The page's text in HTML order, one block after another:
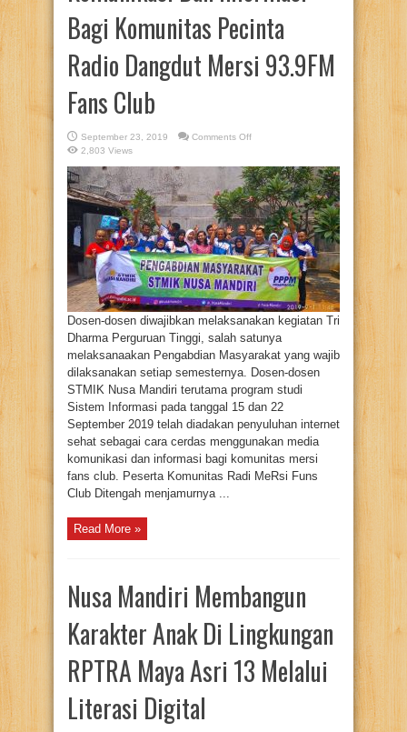
Bagi Komunitas Pecinta
Radio Dangdut Mersi 93.9FM
Fans Club
September 23, 2019 Comments Offon
Sehat
Sebagai
Cara
Cerdas
Menggunakan
Media
Komunikasi
Dan
Informasi
Bagi
Komunitas
Pecinta
Radio
Dangdut
Mersi
93.9FM
Fans
Club
2,803 Views
Dosen-dosen diwajibkan melaksanakan kegiatan Tri
Dharma Perguruan Tinggi, salah satunya
melaksanaakan Pengabdian Masyarakat yang wajib
dilaksanakan setiap semesternya. Dosen-dosen
STMIK Nusa Mandiri terutama program studi
Sistem Informasi pada tanggal 15 dan 22
September 2019 telah diadakan penyuluhan internet
sehat sebagai cara cerdas menggunakan media
komunikasi dan informasi bagi komunitas mersi
fans club. Peserta Komunitas Radi MeRsi Funs
Club Ditengah menjamurnya ...
Read More »
Nusa Mandiri Membangun
Karakter Anak Di Lingkungan
RPTRA Maya Asri 13 Melalui
Literasi Digital